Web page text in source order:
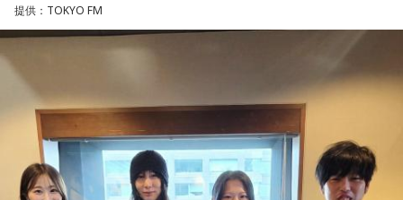
山田「球速がすごくて、僕も追いつけるように頑張ります」
2試合に登板してみていかがですか？
山田「自分の持ち味が出せて抑えられることができたので、
そこは1番よかったのかなと思います。試合で投げる、野球が
できる感謝というのも再び感じることができましたし、野球
が楽しかったですね」
◎メールテーマ『鬼事』
TVアニメ『逃げ上手の若君』第2期オープニングテーマ「鬼
事」。中島健人はこの「鬼事」を「日々のイラッとした出来
事」や「心がザワザワした、モヤモヤした事」を表す言葉と
してカジュアルに使っています。そんな、あなたの周りで起
きた「鬼事」を教えてください。
中島健人が、どう立ち回ればよかったのか手を差し伸べま
提供：TOKYO FM